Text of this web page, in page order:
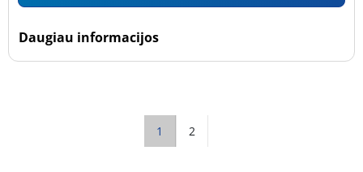
Daugiau informacijos
1 2